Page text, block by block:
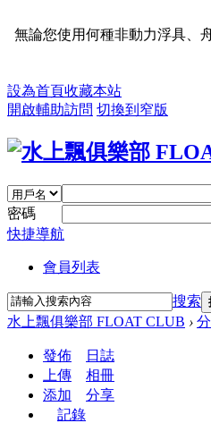
無論您使用何種非動力浮具、
設為首頁收藏本站
開啟輔助訪問 切換到窄版
密碼
快捷導航
會員列表
搜索
水上飄俱樂部 FLOAT CLUB ›
發佈
日誌
上傳
相冊
添加
分享
記錄